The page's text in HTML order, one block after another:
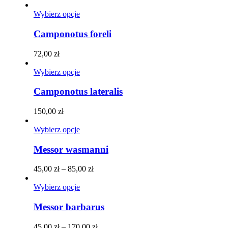
Wybierz opcjeTen
ma
wiele
wybrać
stronie
Camponotus foreli
72,00 zł
Wybierz opcjeTen
ma
można
wybrać
stronie
Camponotus lateralis
150,00 zł
Wybierz opcjeTen
ma
wiele
wariantów.
można
wybrać
na
stronie
Messor wasmanni
45,00 zł – 85,00 złZakres
do
Wybierz opcjeTen
ma
wariantów.
Messor barbarus
Zakres